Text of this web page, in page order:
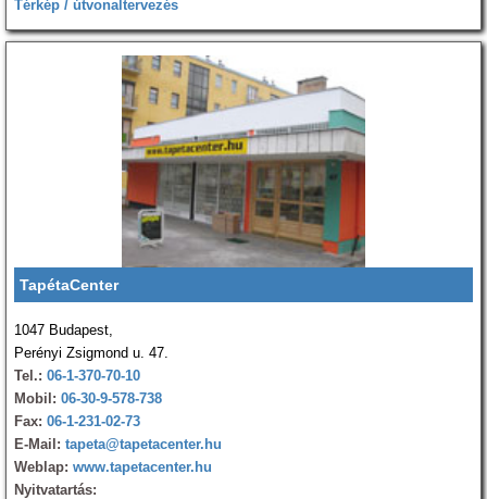
Térkép / útvonaltervezés
TapétaCenter
1047 Budapest,
Perényi Zsigmond u. 47.
Tel.: 06-1-370-70-10
Mobil: 06-30-9-578-738
Fax: 06-1-231-02-73
E-Mail: tapeta@tapetacenter.hu
Weblap: www.tapetacenter.hu
Nyitvatartás: